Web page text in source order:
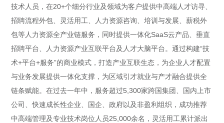
技术人员，在20+个细分行业及领域为客户提供中高端人才访寻、
招聘流程外包、灵活用工、人力资源咨询、培训与发展、薪税外
包等人力资源全产业链服务，同时提供一体化SaaS云产品、垂直
招聘平台、人力资源产业互联平台及人才大脑平台。通过构建“技
术+平台+服务”的商业模式，打造产业互联生态，为企业人才配置
与业务发展提供一体化支撑，为区域引才就业与产才融合提供全
链条赋能。在过去一年中，服务超过5,300家跨国集团、国内上市
公司、快速成长性企业、国企、政府以及非盈利组织，成功推荐
中高端管理及专业技术岗位人员25,000余名，灵活用工累计派出